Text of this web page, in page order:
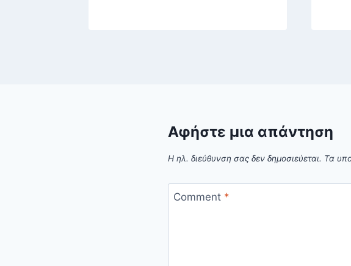
Αφήστε μια απάντηση
Η ηλ. διεύθυνση σας δεν δημοσιεύεται. Τα
Comment *